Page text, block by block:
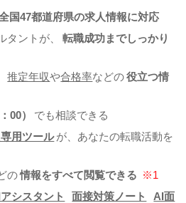
国47都道府県の求人情報に対応
タントが、
転職成功までしっかり
推定年収や合格率などの役立つ情
00）
でも相談できる
用ツール が、あなたの転職活動を
の情報をすべて閲覧できる ※1
シスタント 面接対策ノート
AI面